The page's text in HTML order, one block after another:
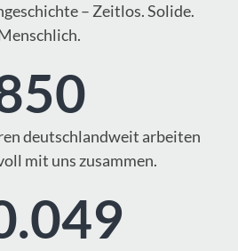
– Zeitlos. Solide.
deutschlandweit arbeiten
mit uns zusammen.